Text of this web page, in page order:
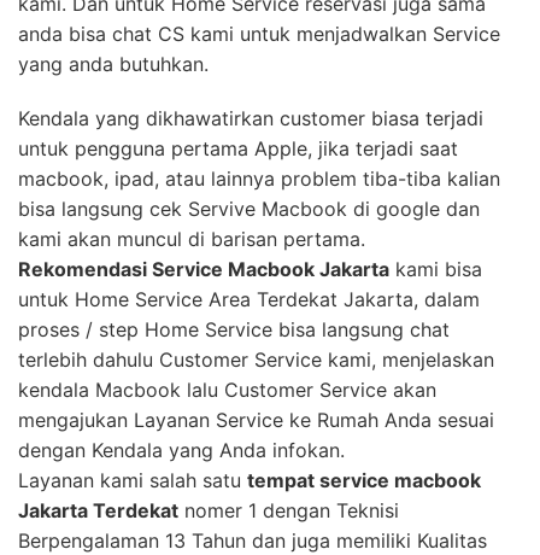
anda bisa chat CS kami untuk menjadwalkan Service
yang anda butuhkan.
Kendala yang dikhawatirkan customer biasa terjadi
untuk pengguna pertama Apple, jika terjadi saat
macbook, ipad, atau lainnya problem tiba-tiba kalian
bisa langsung cek Servive Macbook di google dan
kami akan muncul di barisan pertama.
Rekomendasi Service Macbook Jakarta kami bisa
untuk Home Service Area Terdekat Jakarta, dalam
proses / step Home Service bisa langsung chat
terlebih dahulu Customer Service kami, menjelaskan
kendala Macbook lalu Customer Service akan
mengajukan Layanan Service ke Rumah Anda sesuai
dengan Kendala yang Anda infokan.
Layanan kami salah satu tempat service macbook
Jakarta Terdekat nomer 1 dengan Teknisi
Berpengalaman 13 Tahun dan juga memiliki Kualitas